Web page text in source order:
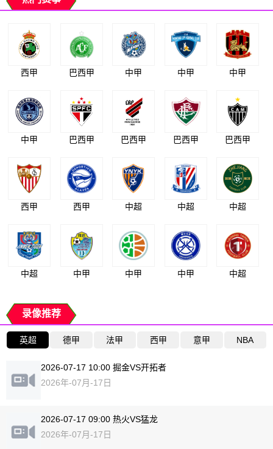
西甲 巴西甲 中甲 中甲 中甲
中甲 巴西甲 巴西甲 巴西甲 巴西甲
西甲 西甲 中超 中超 中超
中超 中甲 中甲 中甲 中超
录像推荐
英超 德甲 法甲 西甲 意甲 NBA
2026-07-17 10:00 掘金VS开拓者
2026年-07月-17日
2026-07-17 09:00 热火VS猛龙
2026年-07月-17日